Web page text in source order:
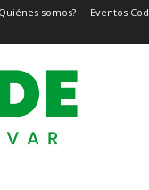
somos? Eventos